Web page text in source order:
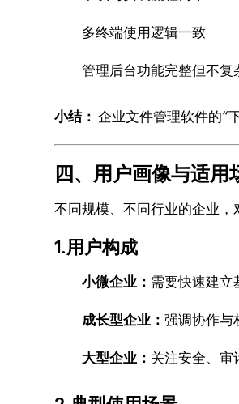
多终端使用逻辑一致
管理后台功能完整但不复
小结： 企业文件管理软件的“
四、用户画像与适
不同规模、不同行业的企业，
1.用户构成
小微企业： 需要快速建立
成长型企业：强调协作与
大型企业： 关注安全、审